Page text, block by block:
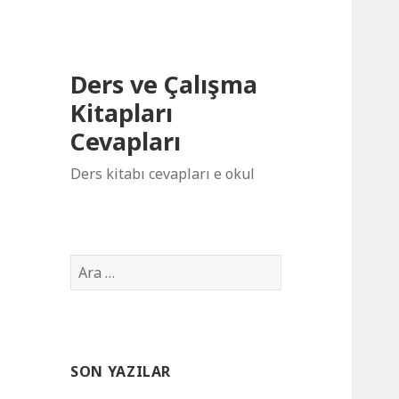
Ders ve Çalışma
Kitapları
Cevapları
Ders kitabı cevapları e okul
Arama:
SON YAZILAR